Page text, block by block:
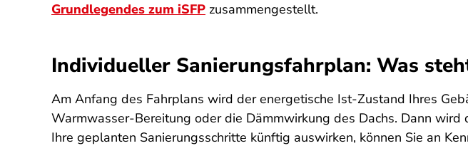
Grundlegendes zum iSFP zusammengestellt.
Individueller Sanierungsfahrplan: Was
Am Anfang des Fahrplans wird der energetische Ist-Zustand Ihres
Warmwasser-Bereitung oder die Dämmwirkung des Dachs. Dann
Ihre geplanten Sanierungsschritte künftig auswirken, können Sie an